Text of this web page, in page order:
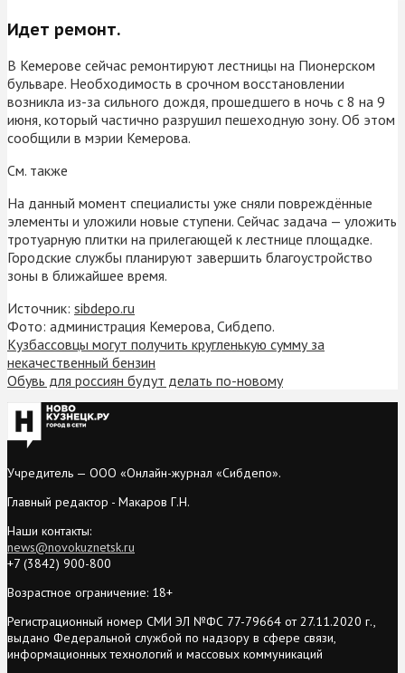
Идет ремонт.
В Кемерове сейчас ремонтируют лестницы на Пионерском
бульваре. Необходимость в срочном восстановлении
возникла из-за сильного дождя, прошедшего в ночь с 8 на 9
июня, который частично разрушил пешеходную зону. Об этом
сообщили в мэрии Кемерова.
См. также
На данный момент специалисты уже сняли повреждённые
элементы и уложили новые ступени. Сейчас задача — уложить
тротуарную плитки на прилегающей к лестнице площадке.
Городские службы планируют завершить благоустройство
зоны в ближайшее время.
Источник: sibdepo.ru
Фото: администрация Кемерова, Сибдепо.
Кузбассовцы могут получить кругленькую сумму за
некачественный бензин
Обувь для россиян будут делать по-новому
Учредитель — ООО «Онлайн-журнал «Сибдепо».
Главный редактор - Макаров Г.Н.
Наши контакты:
news@novokuznetsk.ru
+7 (3842) 900-800
Возрастное ограничение: 18+
Регистрационный номер СМИ ЭЛ №ФС 77-79664 от 27.11.2020 г.,
выдано Федеральной службой по надзору в сфере связи,
информационных технологий и массовых коммуникаций